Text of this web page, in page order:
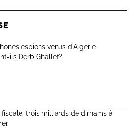
espions venus d’Algérie
ils Derb Ghallef?
fiscale: trois milliards de dirhams à